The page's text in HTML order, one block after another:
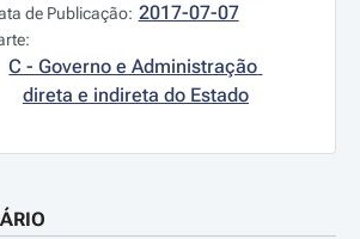
de Publicação: 2017-07-07
C - Governo e Administração
direta e indireta do Estado